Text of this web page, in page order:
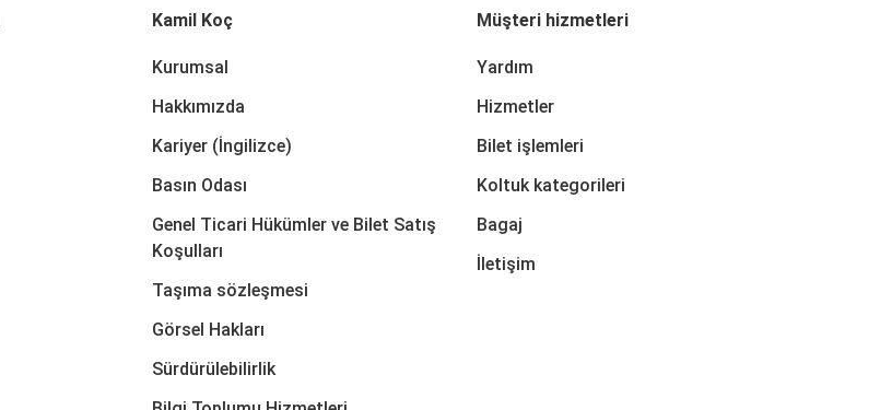
Kamil Koç
Kurumsal
Hakkımızda
Kariyer (İngilizce)
Basın Odası
Genel Ticari Hükümler ve Bilet Satış
Koşulları
Taşıma sözleşmesi
Görsel Hakları
Sürdürülebilirlik
Müşteri hizmetleri
Yardım
Hizmetler
Bilet işlemleri
Koltuk kategorileri
Bagaj
İletişim